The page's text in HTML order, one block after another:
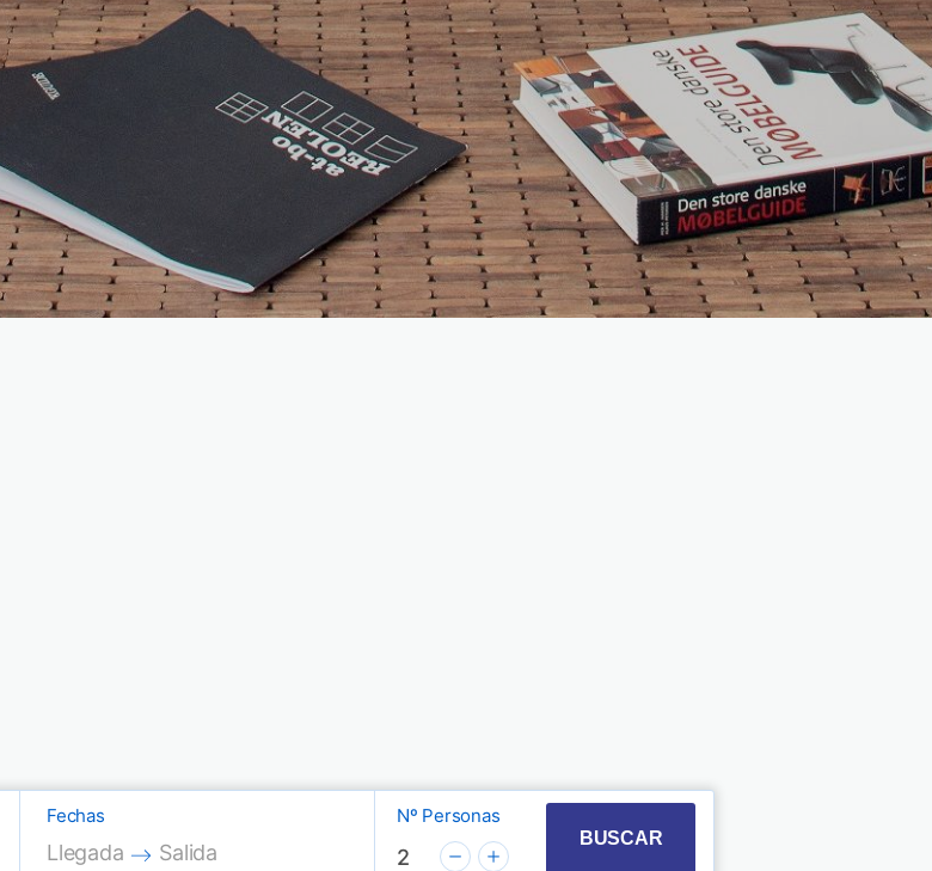
Fechas
Press the down arrow key to interact with the calendar and select a date. Press the
Llegada
Press the down arrow key to interact with the calendar and select a date.
Salida
Nº Personas
2
BUSCAR